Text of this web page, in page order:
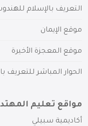
التعريف بالإسلام
موقع الإيمان
موقع المعجزة الأخيرة
الحوار المباشر للتعريف
مواقع تعليم
أكاديمية سبيلي